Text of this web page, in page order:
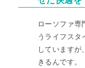
ローソファ専
うライフスタ
していますが
きるんです。